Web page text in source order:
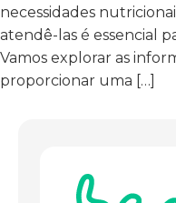
necessidades
atendê-las é essencial
Vamos explorar as
proporcionar uma […]